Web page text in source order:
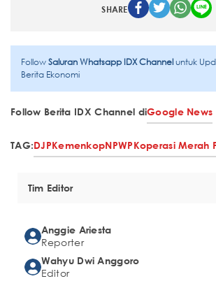
SHARE
FollowSaluran Whatsapp IDX Channeluntuk
Berita Ekonomi
Follow Berita IDX Channel diGoogle News
TAG:DJPKemenkopNPWPKoperasi Merah
Tim Editor
Anggie Ariesta
Reporter
Wahyu Dwi Anggoro
Editor